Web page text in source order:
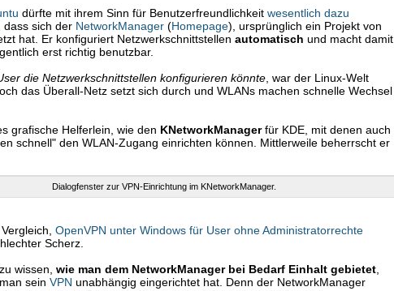
dürfte mit ihrem Sinn für Benutzerfreundlichkeitwesentlich dazu
, dass sich der NetworkManager (Homepage), ursprünglich ein Projekt von
hat. Er konfiguriert Netzwerkschnittstellenautomatisch und macht damit
erst richtig benutzbar.
die Netzwerkschnittstellen konfigurieren könnte , war der Linux-Welt
das Überall-Netz setzt sich durch und WLANs machen schnelle Wechsel
grafische Helferlein, wie den KNetworkManagerfür KDE, mit denen auch
schnell" den WLAN-Zugang einrichten können. Mittlerweile beherrscht er
Dialogfenster zur VPN-Einrichtung im KNetworkManager.
Vergleich,OpenVPN unter Windows für User ohne Administratorrechte
Scherz.
wissen,wie man dem NetworkManager bei Bedarf Einhalt gebietet
seinVPN unabhängig eingerichtet hat. Denn der NetworkManager